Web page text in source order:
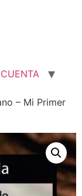
– Mi Primer